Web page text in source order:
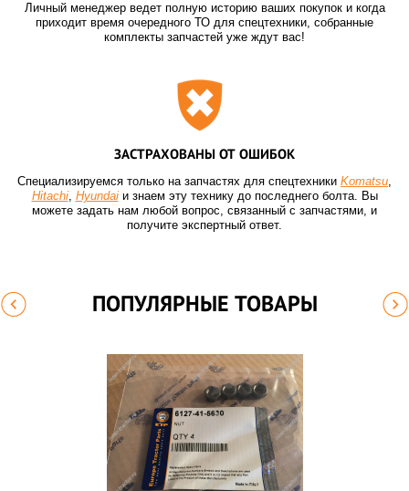
Личный менеджер ведет полную историю ваших покупок и когда
приходит время очередного ТО для спецтехники, собранные
комплекты запчастей уже ждут вас!
ЗАСТРАХОВАНЫ ОТ ОШИБОК
Специализируемся только на запчастях для спецтехники Komatsu,
Hitachi, Hyundaiи знаем эту технику до последнего болта. Вы
можете задать нам любой вопрос, связанный с запчастями, и
получите экспертный ответ.
ПОПУЛЯРНЫЕ ТОВАРЫ